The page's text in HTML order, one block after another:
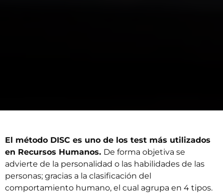
El método DISC es uno de los test más utilizados
en Recursos Humanos. De forma objetiva se
advierte de la personalidad o las habilidades de las
personas; gracias a la clasificación del
comportamiento humano, el cual agrupa en 4 tipos.